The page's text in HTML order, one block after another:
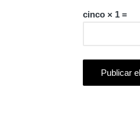
cinco × 1 =